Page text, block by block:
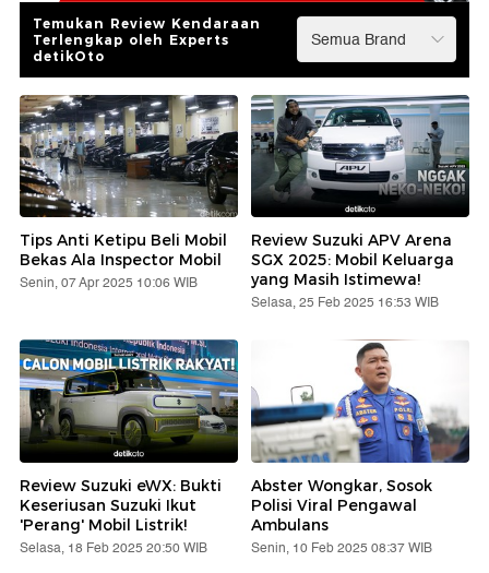
Temukan Review Kendaraan
Terlengkap oleh Experts
detikOto
Tips Anti Ketipu Beli Mobil
Bekas Ala Inspector Mobil
Senin, 07 Apr 2025 10:06 WIB
Review Suzuki APV Arena
SGX 2025: Mobil Keluarga
yang Masih Istimewa!
Selasa, 25 Feb 2025 16:53 WIB
Review Suzuki eWX: Bukti
Keseriusan Suzuki Ikut
'Perang' Mobil Listrik!
Selasa, 18 Feb 2025 20:50 WIB
Abster Wongkar, Sosok
Polisi Viral Pengawal
Ambulans
Senin, 10 Feb 2025 08:37 WIB